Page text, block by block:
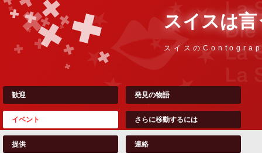
スイスは言
スイスの
歓迎 発見の物語
イベント さらに移動するには
提供 連絡